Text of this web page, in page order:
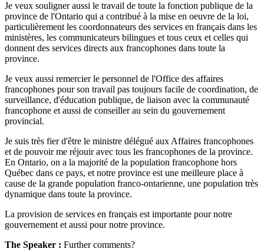
Je veux souligner aussi le travail de toute la fonction publique de la
province de l'Ontario qui a contribué à la mise en oeuvre de la loi,
particulièrement les coordonnateurs des services en français dans les
ministères, les communicateurs bilingues et tous ceux et celles qui
donnent des services directs aux francophones dans toute la
province.
Je veux aussi remercier le personnel de l'Office des affaires
francophones pour son travail pas toujours facile de coordination, de
surveillance, d'éducation publique, de liaison avec la communauté
francophone et aussi de conseiller au sein du gouvernement
provincial.
Je suis très fier d'être le ministre délégué aux Affaires francophones
et de pouvoir me réjouir avec tous les francophones de la province.
En Ontario, on a la majorité de la population francophone hors
Québec dans ce pays, et notre province est une meilleure place à
cause de la grande population franco-ontarienne, une population très
dynamique dans toute la province.
La provision de services en français est importante pour notre
gouvernement et aussi pour notre province.
The Speaker : Further comments?